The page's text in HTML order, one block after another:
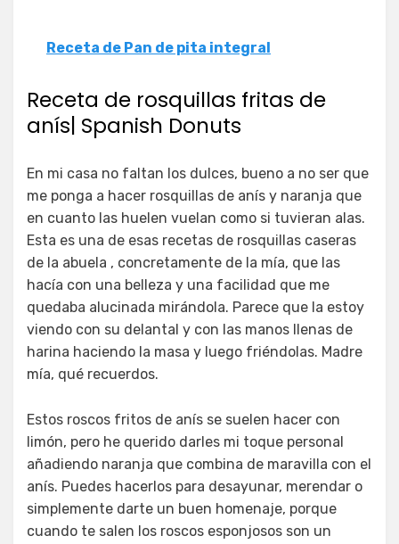
Receta de Pan de pita integral
Receta de rosquillas fritas de
anís| Spanish Donuts
En mi casa no faltan los dulces, bueno a no ser que
me ponga a hacer rosquillas de anís y naranja que
en cuanto las huelen vuelan como si tuvieran alas.
Esta es una de esas recetas de rosquillas caseras
de la abuela , concretamente de la mía, que las
hacía con una belleza y una facilidad que me
quedaba alucinada mirándola. Parece que la estoy
viendo con su delantal y con las manos llenas de
harina haciendo la masa y luego friéndolas. Madre
mía, qué recuerdos.
Estos roscos fritos de anís se suelen hacer con
limón, pero he querido darles mi toque personal
añadiendo naranja que combina de maravilla con el
anís. Puedes hacerlos para desayunar, merendar o
simplemente darte un buen homenaje, porque
cuando te salen los roscos esponjosos son un